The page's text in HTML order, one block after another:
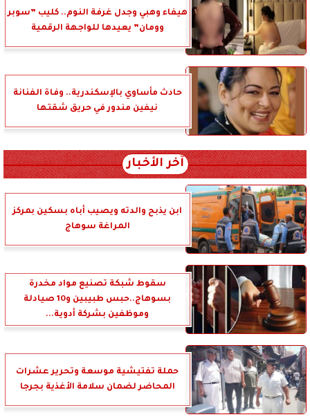
هيفاء وهبي وجدل غرفة النوم.. كليب ”سوبر
وومان” يعيدها للواجهة الرقمية
حادث مأساوي بالإسكندرية.. وفاة الفنانة
نيفين مندور في حريق شقتها
آخر الأخبار
ابن يذبح والدته ويصيب أباه بسكين بمركز
المراغة سوهاج
سقوط شبكة تصنيع مواد مخدرة
بسوهاج..حبس طبيبين و10 صيادلة
وموظفين بشركة أدوية...
حملة تفتيشية موسعة وتحرير عشرات
المحاضر لضمان سلامة الأغذية بجرجا